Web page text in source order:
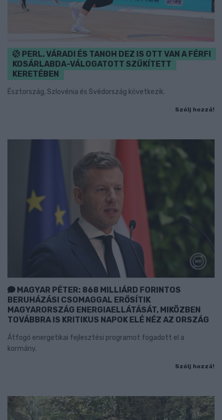
PERL, VÁRADI ÉS TANOH DEZ IS OTT VAN A FÉRFI
KOSÁRLABDA-VÁLOGATOTT SZŰKÍTETT
KERETÉBEN
Észtország, Szlovénia és Svédország következik.
Szólj hozzá!
MAGYAR PÉTER: 868 MILLIÁRD FORINTOS
BERUHÁZÁSI CSOMAGGAL ERŐSÍTIK
MAGYARORSZÁG ENERGIAELLÁTÁSÁT, MIKÖZBEN
TOVÁBBRA IS KRITIKUS NAPOK ELÉ NÉZ AZ ORSZÁG
Átfogó energetikai fejlesztési programot fogadott el a
kormány.
Szólj hozzá!